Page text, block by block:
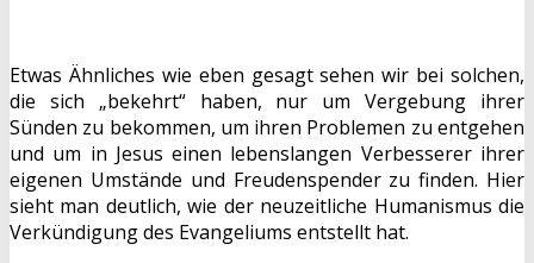
Etwas Ähnliches wie eben gesagt sehen wir bei solchen,
die sich „bekehrt“ haben, nur um Vergebung ihrer
Sünden zu bekommen, um ihren Problemen zu entgehen
und um in Jesus einen lebenslangen Verbesserer ihrer
eigenen Umstände und Freudenspender zu finden. Hier
sieht man deutlich, wie der neuzeitliche Humanismus die
Verkündigung des Evangeliums entstellt hat.